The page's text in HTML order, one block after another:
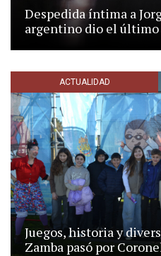
Despedida íntima a
argentino dio el último
ACTUALIDAD
Juegos, historia y
Zamba pasó por